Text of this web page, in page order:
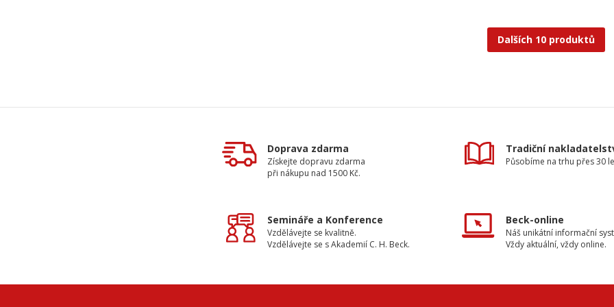
Dalších 10 produktů
Doprava zdarma
Získejte dopravu zdarma
při nákupu nad 1500 Kč.
Tradiční
Působíme na trhu přes 30
Semináře a Konference
Vzdělávejte se kvalitně.
Vzdělávejte se s Akademií C. H. Beck.
Beck-online
Náš unikátní informační
Vždy aktuální, vždy online.